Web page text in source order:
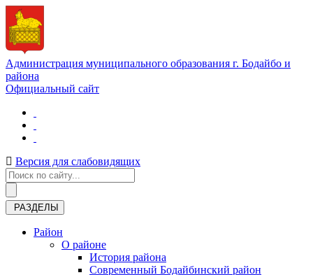
Администрация муниципального образования г. Бодайбо и
района
Официальный сайт
Версия для слабовидящих
РАЗДЕЛЫ
Район
О районе
История района
Современный Бодайбинский район